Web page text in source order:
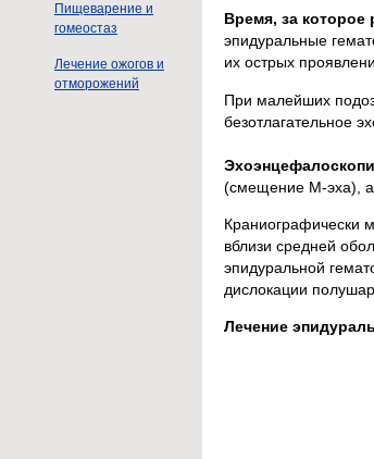
Пищеварение и
гомеостаз
Лечение ожогов и
отморожений
Время, за которое
эпидуральные
их острых
При малейших
безотлагательное
(смещение М-эха), а
Краниографически
вблизи средней
эпидуральной
дислокации
Лечение